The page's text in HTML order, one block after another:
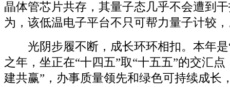
晶体管芯片共存，其量子态几乎不会遭到
为，该低温电子平台不只可帮力量子计较
光阴步履不断，成长环环相扣。本年是
之年，坐正在“十四五”取“十五五”的交汇
建共赢”，办事质量领先和绿色可持续成长